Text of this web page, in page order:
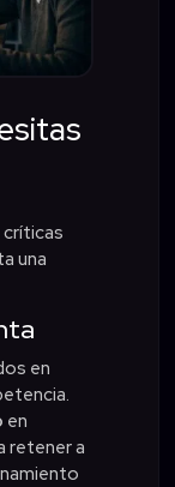
una
en
en
retener a